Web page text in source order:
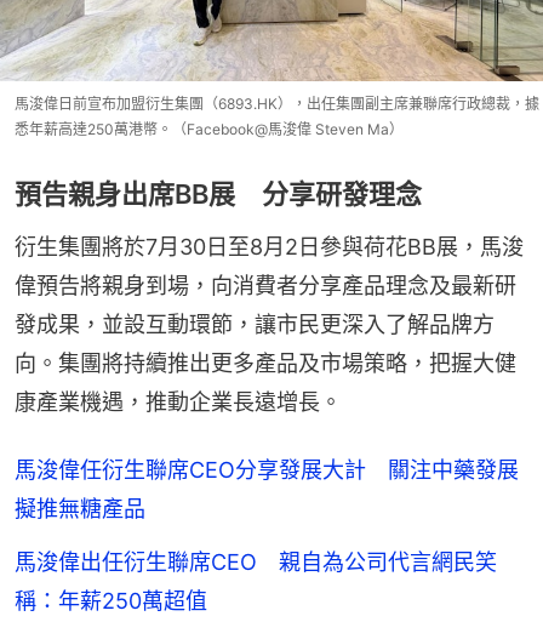
馬浚偉日前宣布加盟衍生集團（6893.HK），出任集團副主席兼聯席行政總裁，據
悉年薪高達250萬港幣。（Facebook@馬浚偉 Steven Ma）
預告親身出席BB展 分享研發理念
衍生集團將於7月30日至8月2日參與荷花BB展，馬浚
偉預告將親身到場，向消費者分享產品理念及最新研
發成果，並設互動環節，讓市民更深入了解品牌方
向。集團將持續推出更多產品及市場策略，把握大健
康產業機遇，推動企業長遠增長。
馬浚偉任衍生聯席CEO分享發展大計 關注中藥發展
擬推無糖產品
馬浚偉出任衍生聯席CEO 親自為公司代言網民笑
稱：年薪250萬超值